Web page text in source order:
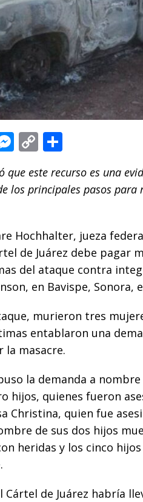
M
ss
e
g
e
r
C
p
y
n
k
m
p
ti
r
que este recurso es una
los principales pasos
Hochhalter, jueza
de Juárez debe pagar
del ataque contra
en Bavispe, Sonora,
murieron tres
entablaron una
la masacre.
la demanda a nombre
hijos, quienes fueron
Christina, quien fue
de sus dos hijos
heridas y los cinco
Cártel de Juárez habría